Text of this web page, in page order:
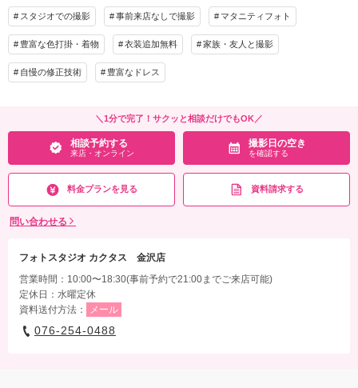
スタジオでの撮影 事前来店なしで撮影 マタニティフォト
豊富な色打掛・着物 衣装追加無料 家族・友人と撮影
自慢の修正技術 豊富なドレス
＼1分で完了！サクッと相談だけでもOK／
相談予約する
来店・オンライン
撮影日の空き
を確認する
料金プランを見る 資料請求する
問い合わせる
フォトスタジオ カクタス 金沢店
営業時間：10:00〜18:30(事前予約で21:00までご来店可能)
定休日：水曜定休
資料送付方法：
メール
076-254-0488